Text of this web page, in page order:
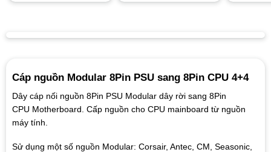
Cáp nguồn Modular 8Pin PSU sang 8Pin CPU 4+4
Dây cáp nối nguồn 8Pin PSU Modular dây rời sang 8Pin
CPU Motherboard. Cấp nguồn cho CPU mainboard từ nguồn
máy tính.
Sử dụng một số nguồn Modular: Corsair, Antec, CM, Seasonic,